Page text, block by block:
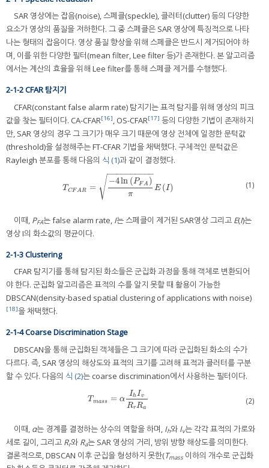
SAR 영상에는 잡음(noise), 스페클(speckle), 클러터(clutter) 등의 다양한
요소가 영상의 품질을 저하한다. 그 중 스페클은 SAR 영상에 특징적으로 나타
나는 형태의 잡음이다. 영상 품질 향상을 위해 스페클은 반드시 제거되어야 하
며, 이를 위한 다양한 필터(mean filter, Lee filter 등)가 존재한다. 본 알고리즘
에서는 계산의 효율을 위해 Lee filter를 통해 스페클 제거를 수행했다.
2-1-2 CFAR 탐지기
CFAR(constant false alarm rate) 탐지기는 표적 탐지를 위해 영상의 피크
값을 찾는 필터이다. CA-CFAR[16], OS-CFAR[17] 등의 다양한 기법이 존재하지
만, SAR 영상의 경우 그 크기가 매우 크기 때문에 영상 전체에 일정한 문턱값
(threshold)을 설정해주는 FT-CFAR 기법을 채택했다. 구체적인 문턱값은
Rayleigh 분포를 통해 다음의 식 (1)과 같이 결정했다.
T CFA R =
−4ln (PFA )
π
− −
−−−−−−−−
√ E (I)
TC FAR=−4lnPFAπEI (1)
이때, PFA는 false alarm rate, I는 스페클이 제거된 SAR영상 그리고 E(I)는
영상 I의 화소값의 평균이다.
2-1-3 Clustering
CFAR 탐지기를 통해 탐지된 화소들은 군집화 과정을 통해 객체로 변환되어
야 한다. 군집화 알고리즘은 표적의 수를 알지 못할 때 활용이 가능한
DBSCAN(density-based spatial clustering of applications with noise)
[18]을 채택했다.
2-1-4 Coarse Discrimination Stage
DBSCAN을 통해 군집화된 객체들은 그 크기에 따라 군집화된 화소의 수가
다르다. 즉, SAR 영상의 해상도와 표적의 크기를 고려해 표적과 클러터를 구분
할 수 있다. 다음의 식 (2)는 coarse discrimination에서 사용하는 필터이다.
T mass = α
IhIv
Rr Ra
Tmas s=αIhIvRrRa (2)
이때, α는 경계를 결정하는 상수의 역할을 하며, Ih와 Iv는 각각 표적의 가로와
세로 길이, 그리고 Rr와 Ra는 SAR 영상의 거리, 방위 방향 해상도를 의미한다.
결론적으로, DBSCAN 이후 군집을 형성하지 못한(Tmass 이하의 개수로 군집화